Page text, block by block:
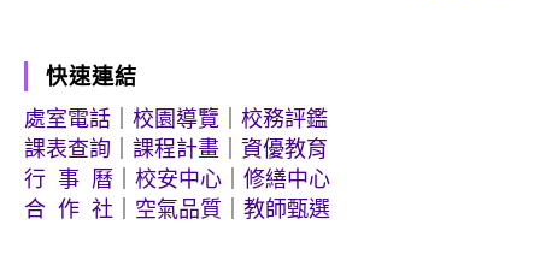
快速連結
處室電話
校園導覽
校務評鑑
課表查詢
課程計畫
資優教育
行 事 曆
校安中心
修繕中心
合 作 社
空氣品質 教師甄選